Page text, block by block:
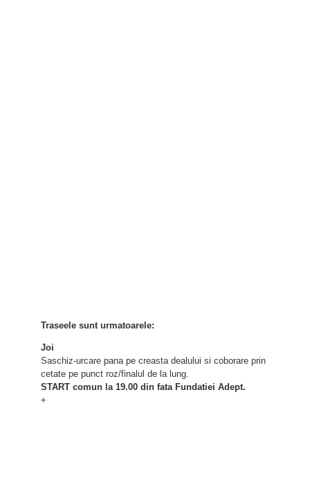
Traseele sunt urmatoarele:
Joi
Saschiz-urcare pana pe creasta dealului si coborare prin
cetate pe punct roz/finalul de la lung.
START comun la 19.00 din fata Fundatiei Adept.
+